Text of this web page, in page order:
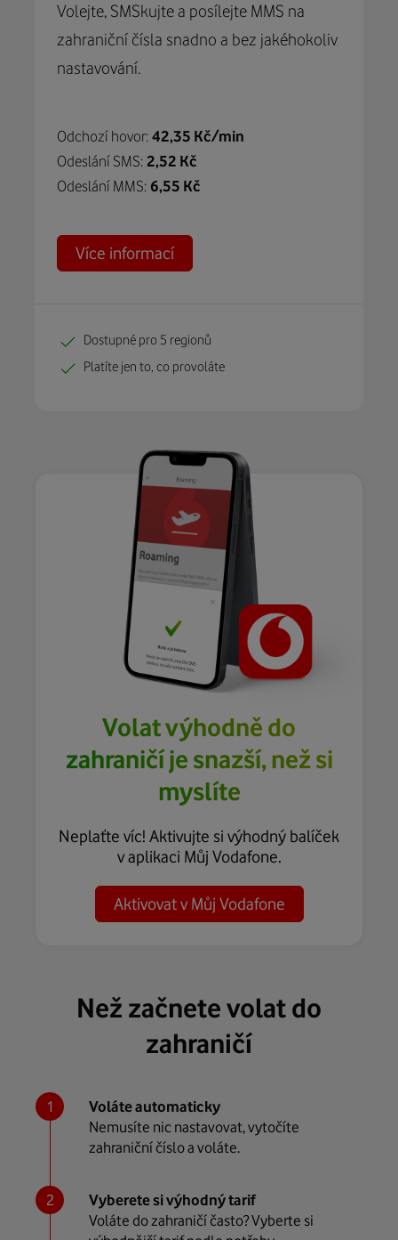
Volejte, SMSkujte a posílejte MMS na
zahraniční čísla snadno a bez jakéhokoliv
nastavování.
Odchozí hovor: 42,35 Kč/min
Odeslání SMS: 2,52 Kč
Odeslání MMS: 6,55 Kč
Více informací
Dostupné pro 5 regionů
Platíte jen to, co provoláte
Volat výhodně do
zahraničí je snazší, než si
myslíte
Neplaťte víc! Aktivujte si výhodný balíček
v aplikaci Můj Vodafone.
Aktivovat v Můj Vodafone
Než začnete volat do
zahraničí
Voláte automaticky
Nemusíte nic nastavovat, vytočíte
zahraniční číslo a voláte.
Vyberete si výhodný tarif
Voláte do zahraničí často? Vyberte si